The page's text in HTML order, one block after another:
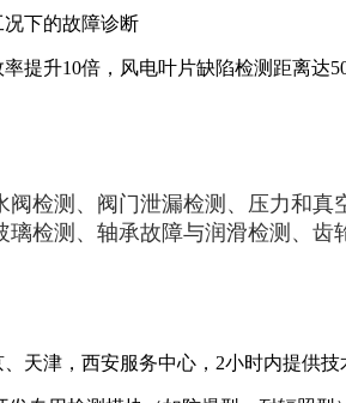
下的故障诊断
提升10倍，风电叶片缺陷检测距离达
阀检测、阀门泄漏检测、压力和
检测、轴承故障与润滑检测、齿
天津，西安服务中心，2小时内提供技